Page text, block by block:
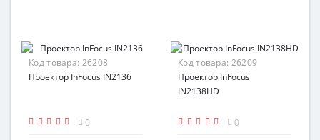
Код товара: 26208
Проектор InFocus IN2136
0
Код товара: 26209
Проектор InFocus
IN2138HD
0